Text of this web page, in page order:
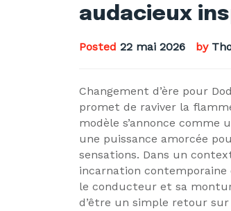
audacieux
Posted 22 mai 2026 by
Changement d’ère pour
promet de raviver la
modèle s’annonce
une puissance amorcée
sensations. Dans un
incarnation
le conducteur et sa
d’être un simple retour